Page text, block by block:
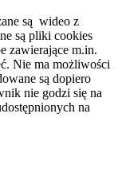
są wideo z
są pliki cookies
zawierające m.in.
Nie ma możliwości
są dopiero
nie godzi się na
na